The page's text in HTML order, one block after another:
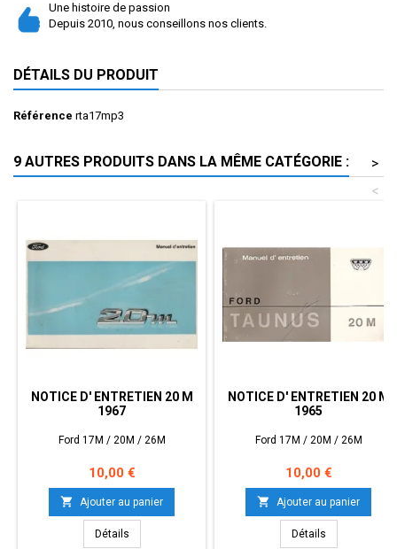
Une histoire de passion
Depuis 2010, nous conseillons nos clients.
DÉTAILS DU PRODUIT
Référence rta17mp3
9 AUTRES PRODUITS DANS LA MÊME CATÉGORIE :
>
<
NOTICE D' ENTRETIEN 20 M
1967
Ford 17M / 20M / 26M
Prix
10,00 €
 Ajouter au panier
Détails
NOTICE D' ENTRETIEN 20 M
1965
Ford 17M / 20M / 26M
Prix
10,00 €
 Ajouter au panier
Détails